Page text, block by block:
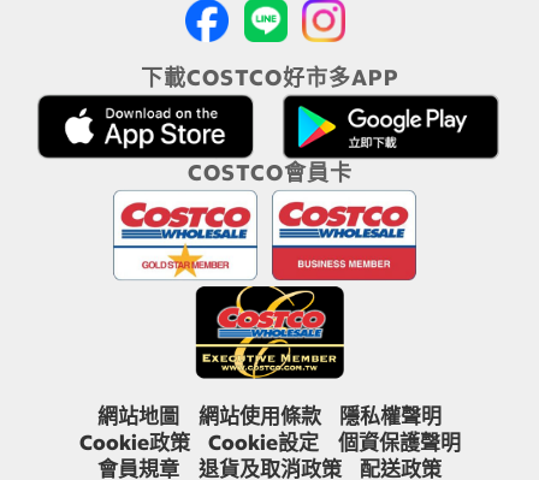
下載COSTCO好市多APP
COSTCO會員卡
網站地圖 網站使用條款
隱私權聲明
Cookie政策
Cookie設定
個資保護聲明
會員規章
退貨及取消政策 配送政策